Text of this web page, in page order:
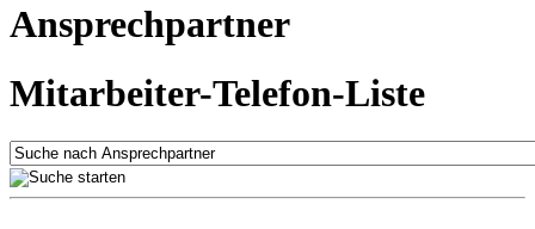
Ansprechpartner
Mitarbeiter-Telefon-Liste